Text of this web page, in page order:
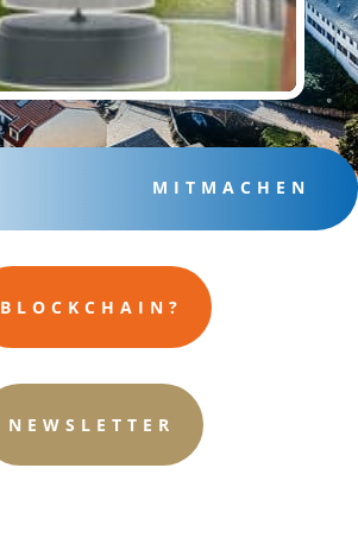
MITMACHEN
BLOCKCHAIN?
NEWSLETTER